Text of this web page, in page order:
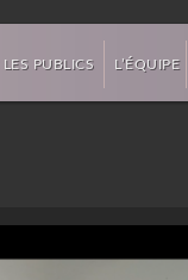
LES PUBLICS L’ÉQUIPE
»